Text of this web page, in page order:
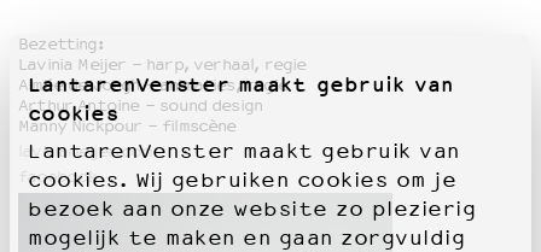
LantarenVenster maakt gebruik van
cookies
LantarenVenster maakt gebruik van
cookies. Wij gebruiken cookies om je
bezoek aan onze website zo plezierig
mogelijk te maken en gaan zorgvuldig
Bezetting:
Lavinia Meijer - harp, verhaal, regie
Aimée de Jongh - animaties, regie
Arthur Antoine - sound design
Manny Nickpour - filmscène
laviniameijer.com
facebook